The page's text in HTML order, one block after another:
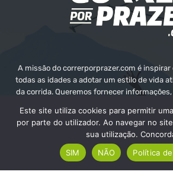
A missão do correrporprazer.com é
todas as idades a adotar um estilo de vida
da corrida. Queremos fornecer
estar.
Contate-nos:
Este site utiliza cookies para permitir
por parte do utilizador. Ao navegar no
sua utilização.
SIM
NÃO Política